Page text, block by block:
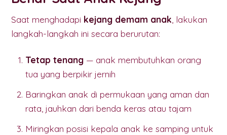
Saat menghadapi kejang demam anak, lakukan
langkah-langkah ini secara berurutan:
Tetap tenang — anak membutuhkan orang
tua yang berpikir jernih
Baringkan anak di permukaan yang aman dan
rata, jauhkan dari benda keras atau tajam
Miringkan posisi kepala anak ke samping untuk